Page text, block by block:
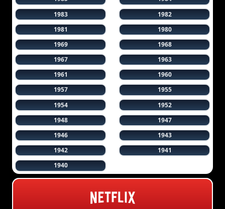
1983
1982
1981
1980
1969
1968
1967
1963
1961
1960
1957
1955
1954
1952
1948
1947
1946
1943
1942
1941
1940